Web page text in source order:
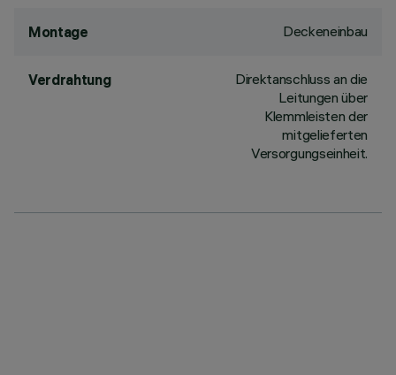
Montage Deckeneinbau
Verdrahtung
Direktanschluss an die
Leitungen über
Klemmleisten der
mitgelieferten
Versorgungseinheit.